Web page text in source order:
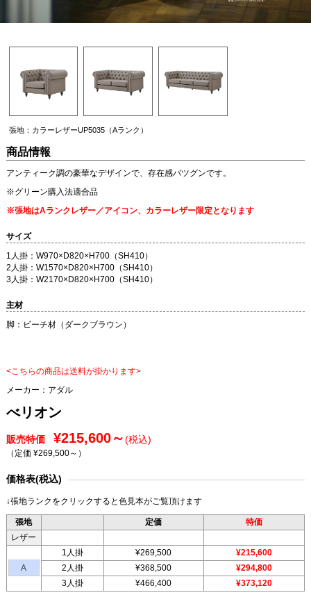
張地：カラーレザーUP5035（Aランク）
商品情報
アンティーク調の豪華なデザインで、存在感バツグンです。
※グリーン購入法適合品
※張地はAランクレザー／アイコン、カラーレザー限定となります
サイズ
1人掛：W970×D820×H700（SH410）
2人掛：W1570×D820×H700（SH410）
3人掛：W2170×D820×H700（SH410）
主材
脚：ビーチ材（ダークブラウン）
<こちらの商品は送料が掛かります>
メーカー： アダル
べリオン
販売特価 ¥215,600～(税込)
（定価 ¥269,500～ ）
価格表(税込)
↓張地ランクをクリックすると色見本がご覧頂けます
張地 定価
特価
レザー
A
1人掛 ¥269,500
¥215,600
2人掛
¥368,500
¥294,800
3人掛
¥466,400 ¥373,120